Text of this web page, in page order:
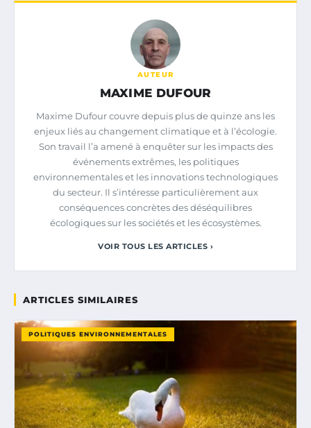
AUTEUR
MAXIME DUFOUR
Maxime Dufour couvre depuis plus de quinze ans les
enjeux liés au changement climatique et à l’écologie.
Son travail l’a amené à enquêter sur les impacts des
événements extrêmes, les politiques
environnementales et les innovations technologiques
du secteur. Il s’intéresse particulièrement aux
conséquences concrètes des déséquilibres
écologiques sur les sociétés et les écosystèmes.
VOIR TOUS LES ARTICLES ›
ARTICLES SIMILAIRES
POLITIQUES ENVIRONNEMENTALES